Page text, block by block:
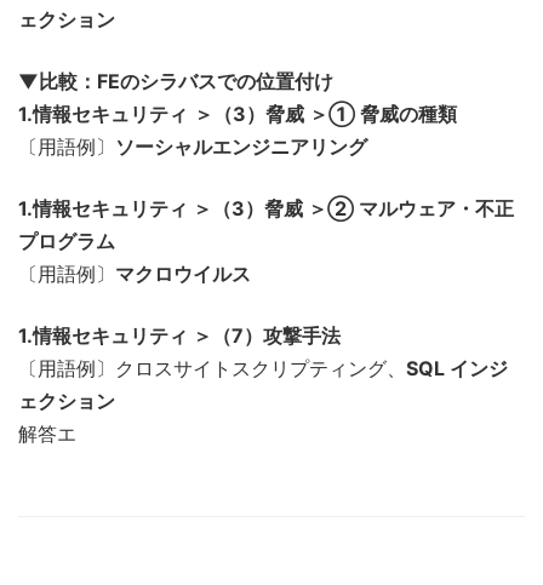
ェクション
▼比較：FEのシラバスでの位置付け
1.情報セキュリティ ＞（3）脅威 ＞① 脅威の種類
〔用語例〕 ソーシャルエンジニアリング
1.情報セキュリティ ＞（3）脅威 ＞② マルウェア・不正
プログラム
〔用語例〕 マクロウイルス
1.情報セキュリティ ＞（7）攻撃手法
〔用語例〕クロスサイトスクリプティング、 SQL インジ
ェクション
解答エ